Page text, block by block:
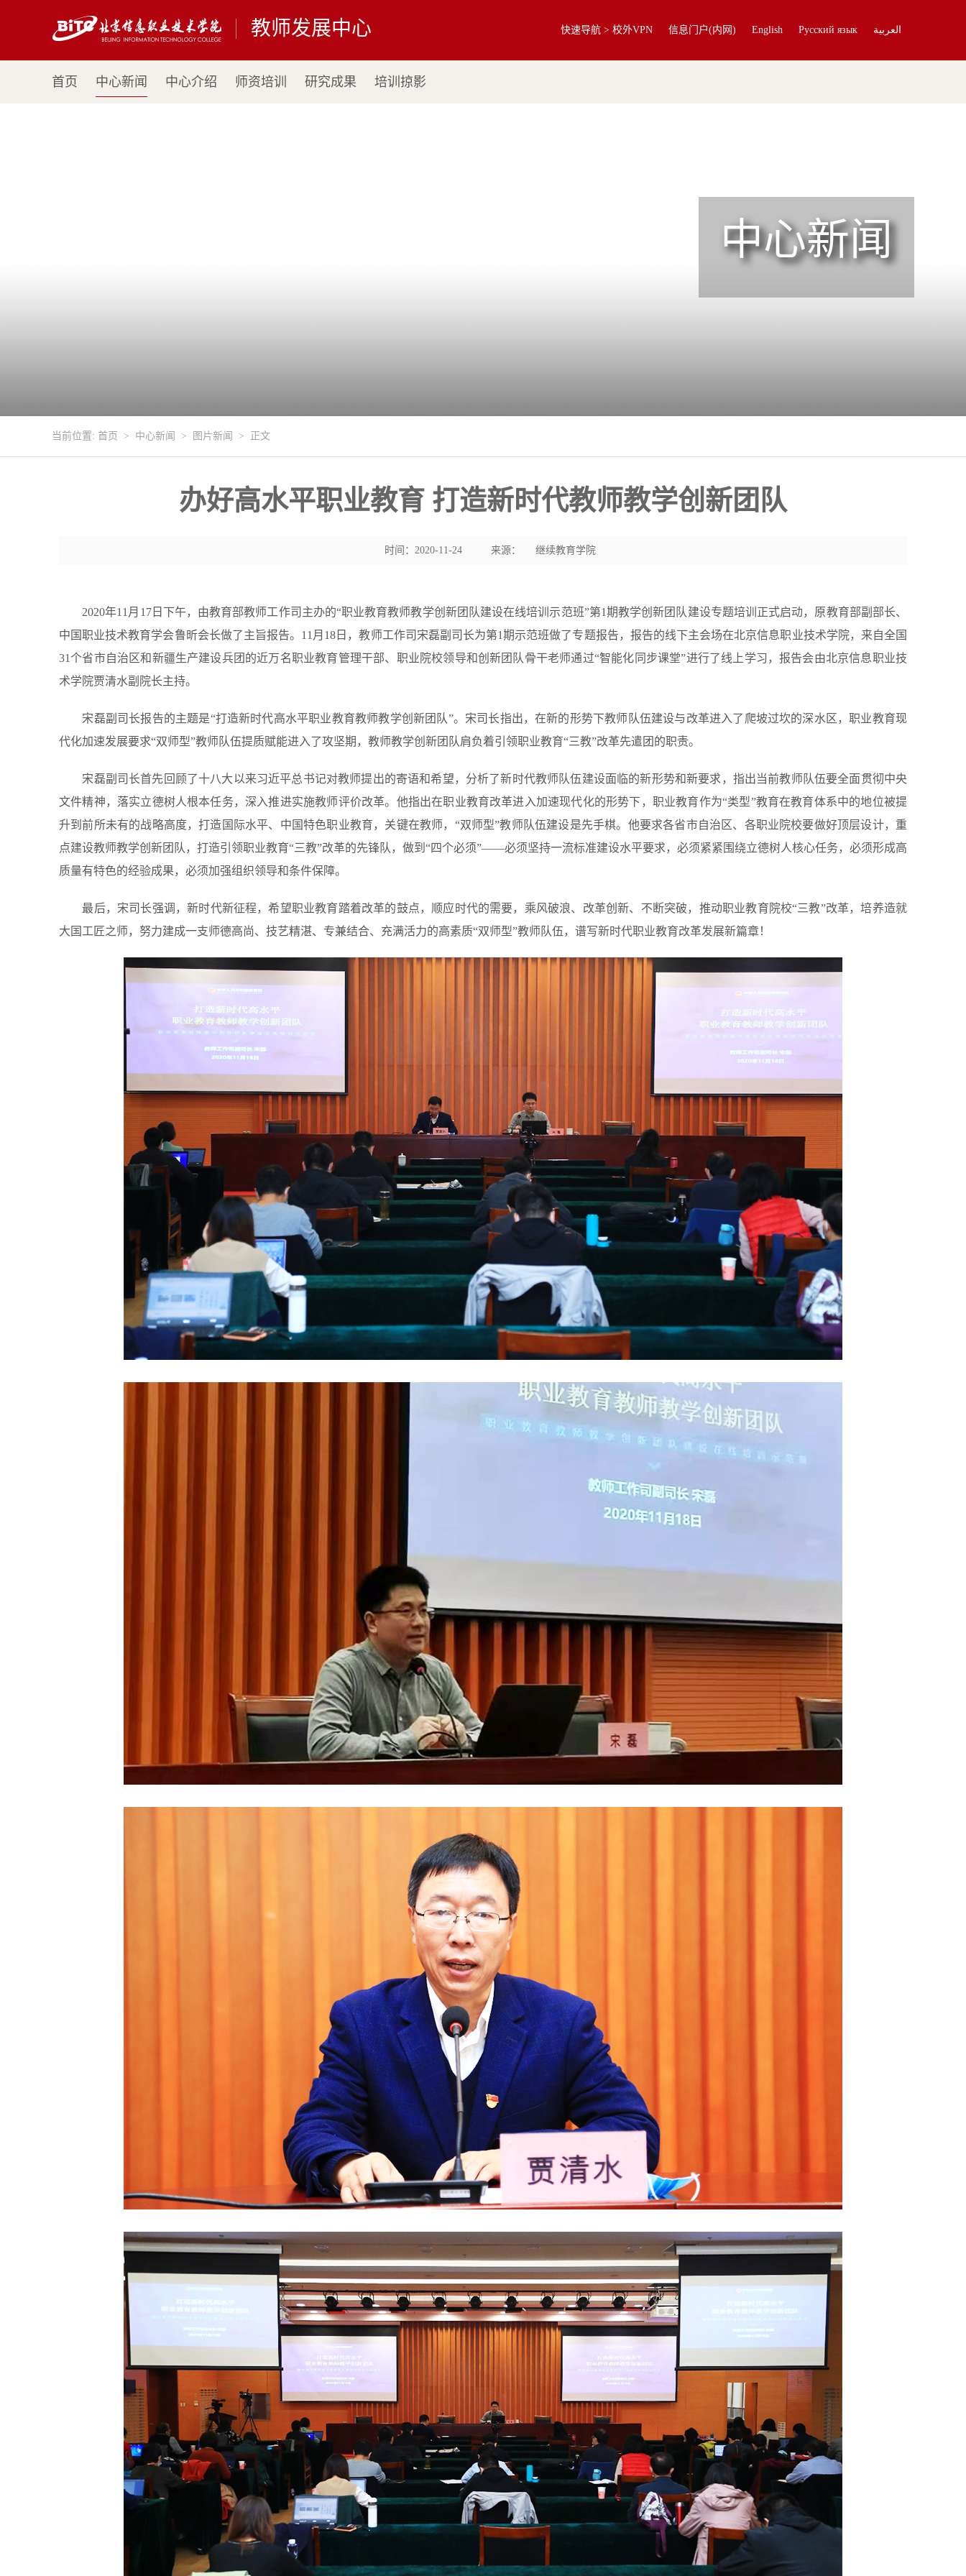
教师发展中心 快速导航 > 校外VPN 信息门户(内网) English Русский язык العربية
首页 中心新闻 中心介绍 师资培训 研究成果 培训掠影
中心新闻
当前位置: 首页 > 中心新闻 > 图片新闻 > 正文
办好高水平职业教育 打造新时代教师教学创新团队
时间：2020-11-24 来源： 继续教育学院
2020年11 月 17日下午，由教育部教师工作司主办的“职业教育教师教学创新团队建设在线培训示范班”第1期教学创新团队建设专题培训正式启动，原教育部副部长、
中国职业技术教育学会鲁昕会长做了主旨报告。 11 月 18 日，教师工作司宋磊副司长为第1期示范班做了专题报告，报告的线下主会场在北京信息职业技术学院，来自全国
31个省市自治区和新疆生产建设兵团的近万名职业教育管理干部、职业院校领导和创新团队骨干老师通过“智能化同步课堂”进行了线上学习，报告会由北京信息职业技
术学院贾清水副院长主持。
宋磊副司长报告的主题是“打造新时代高水平职业教育教师教学创新团队”。宋司长指出，在新的形势下教师队伍建设与改革进入了爬坡过坎的深水区，职业教育现
代化加速发展要求“双师型”教师队伍提质赋能进入了攻坚期，教师教学创新团队肩负着引领职业教育“三教”改革先遣团的职责。
宋磊副司长首先回顾了十八大以来习近平总书记对教师提出的寄语和希望，分析了新时代教师队伍建设面临的新形势和新要求，指出当前教师队伍要全面贯彻中央
文件精神，落实立德树人根本任务，深入推进实施教师评价改革。他指出在职业教育改革进入加速现代化的形势下，职业教育作为“类型”教育在教育体系中的地位被提
升到前所未有的战略高度，打造国际水平、中国特色职业教育，关键在教师，“双师型”教师队伍建设是先手棋。他要求各省市自治区、各职业院校要做好顶层设计，重
点建设教师教学创新团队，打造引领职业教育“三教”改革的先锋队，做到“四个必须”——必须坚持一流标准建设水平要求，必须紧紧围绕立德树人核心任务，必须形成高
质量有特色的经验成果，必须加强组织领导和条件保障。
最后，宋司长强调，新时代新征程，希望职业教育踏着改革的鼓点，顺应时代的需要，乘风破浪、改革创新、不断突破，推动职业教育院校“三教”改革，培养造就
大国工匠之师，努力建成一支师德高尚、技艺精湛、专兼结合、充满活力的高素质“双师型”教师队伍，谱写新时代职业教育改革发展新篇章！